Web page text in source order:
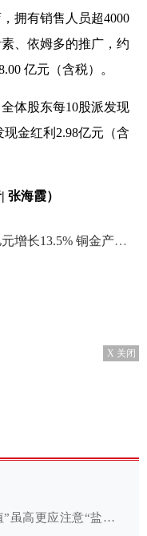
拥有销售人员超4000
、依姆多的推广，约
亿元（含税）。
体股东每10股派发现
金红利2.98亿元（含
| 张海霞）
13.5% 铜金产量创新高
X 关闭
一斤“网红盐”售价上百元？“颜值”虽高更应注意“盐值”